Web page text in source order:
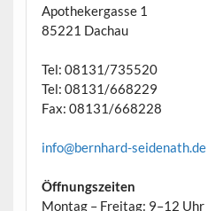
Apothekergasse 1
85221 Dachau
Tel: 08131/735520
Tel: 08131/668229
Fax: 08131/668228
info@bernhard-seidenath.de
Öffnungszeiten
Montag – Freitag: 9–12 Uhr